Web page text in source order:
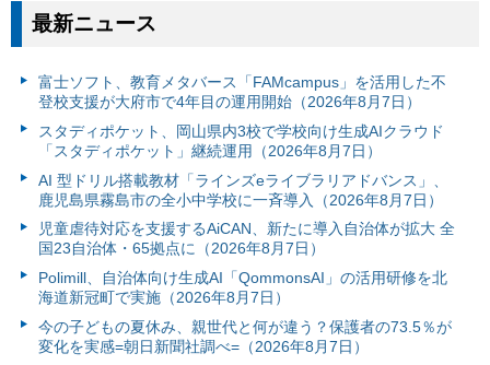
最新ニュース
富⼠ソフト、教育メタバース「FAMcampus」を活用した不
登校支援が大府市で4年目の運用開始（2026年8月7日）
スタディポケット、岡山県内3校で学校向け生成AIクラウド
「スタディポケット」継続運用（2026年8月7日）
AI 型ドリル搭載教材「ラインズeライブラリアドバンス」、
鹿児島県霧島市の全小中学校に一斉導入（2026年8月7日）
児童虐待対応を支援するAiCAN、新たに導入自治体が拡大 全
国23自治体・65拠点に（2026年8月7日）
Polimill、自治体向け生成AI「QommonsAI」の活用研修を北
海道新冠町で実施（2026年8月7日）
今の子どもの夏休み、親世代と何が違う？保護者の73.5％が
変化を実感=朝日新聞社調べ=（2026年8月7日）